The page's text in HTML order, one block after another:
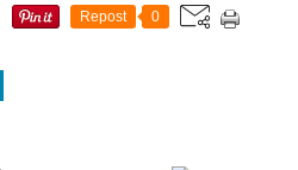
Repost 0